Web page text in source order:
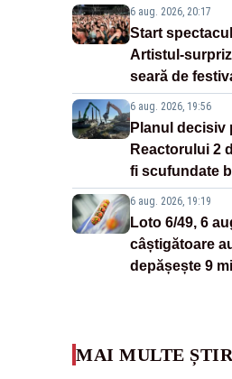
6 aug. 2026, 20:17
Start
Artistul-
seară de
6 aug. 2026, 19:56
Planul decisiv
Reactorului 2
fi scufundate
6 aug. 2026, 19:19
Loto 6/49, 6
câștigătoare
depășește 9
MAI MULTE